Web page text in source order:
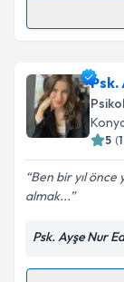
Dr. Psk.
talebi
için bir
E-posta
Psk.
5 (1
Ben bir yıl önce
almak...
Psk. Ayşe Nur